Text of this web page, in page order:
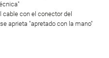
cable con el conector del
aprieta "apretado con la mano"